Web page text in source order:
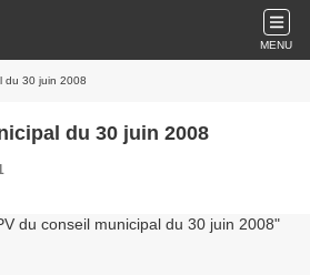
MENU
du 30 juin 2008
du 30 juin 2008